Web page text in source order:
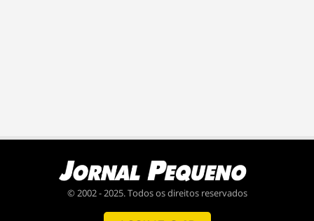
© 2002 - 2025. Todos os direitos reservados